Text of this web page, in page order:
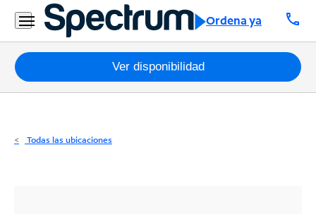
Ordena ya call
Residencial
Business
Paquetes
Internet
Ver disponibilidad
Todas las ubicaciones